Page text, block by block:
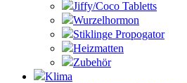
Jiffy/Coco Tabletts
Wurzelhormon
Stiklinge Propogator
Heizmatten
Zubehör
Klima